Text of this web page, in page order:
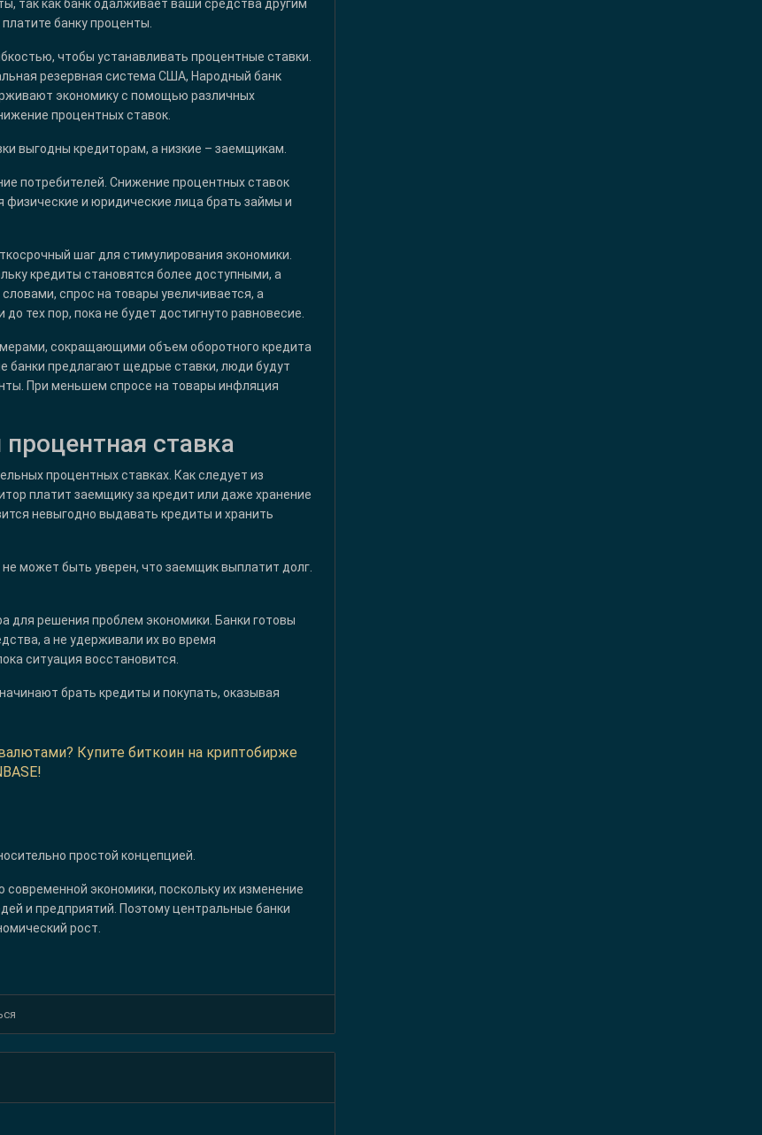
так как банк одалживает ваши средства другим
банку проценты.
чтобы устанавливать процентные ставки.
резервная система США, Народный банк
экономику с помощью различных
процентных ставок.
выгодны кредиторам, а низкие – заемщикам.
потребителей. Снижение процентных ставок
и юридические лица брать займы и
шаг для стимулирования экономики.
кредиты становятся более доступными, а
спрос на товары увеличивается, а
тех пор, пока не будет достигнуто равновесие.
сокращающими объем оборотного кредита
банки предлагают щедрые ставки, люди будут
При меньшем спросе на товары инфляция
ставка
процентных ставках. Как следует из
платит заемщику за кредит или даже хранение
невыгодно выдавать кредиты и хранить
может быть уверен, что заемщик выплатит долг.
для решения проблем экономики. Банки готовы
а не удерживали их во время
ситуация восстановится.
брать кредиты и покупать, оказывая
Купите биткоин на криптобирже
простой концепцией.
экономики, поскольку их изменение
и предприятий. Поэтому центральные банки
рост.